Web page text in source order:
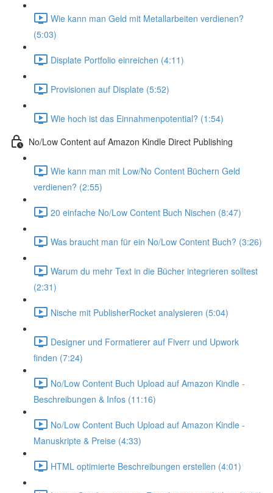
Wie kann man Geld mit Metallarbeiten verdienen?
(5:03)
Displate Portfolio einreichen (4:11)
Provisionen auf Displate (5:52)
Wie hoch ist das Einnahmenpotential? (1:54)
No/Low Content auf Amazon Kindle Direct Publishing
Wie kann man mit Low/No Content Büchern Geld
verdienen? (2:55)
20 einfache No/Low Content Buch Nischen (8:47)
Was braucht man für ein No/Low Content Buch? (3:26)
Warum du mehr Text in die Bücher integrieren solltest
(2:31)
Nische mit PublisherRocket analysieren (5:04)
Designer und Formatierer auf Fiverr und Upwork
finden (7:24)
No/Low Content Buch Upload auf Amazon Kindle -
Beschreibungen & Infos (11:16)
No/Low Content Buch Upload auf Amazon Kindle -
Manuskripte & Preise (4:33)
HTML optimierte Beschreibungen erstellen (4:01)